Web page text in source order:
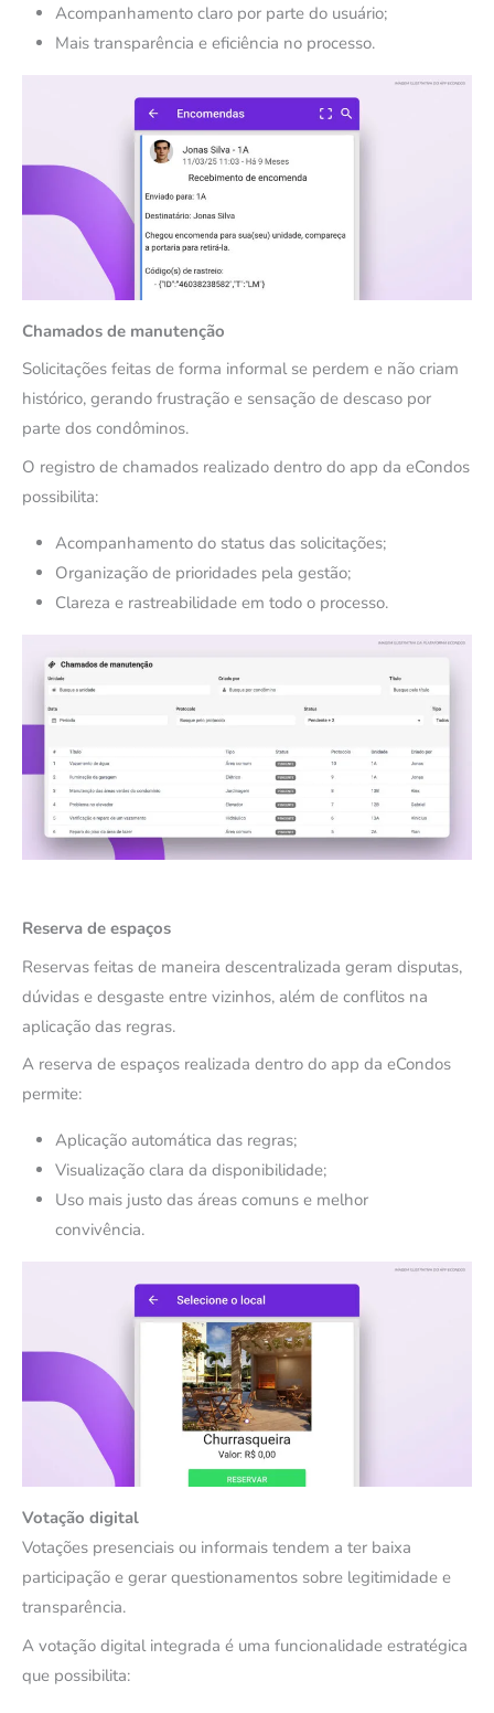
Acompanhamento claro por parte do usuário;
Mais transparência e eficiência no processo.
Chamados de manutenção
Solicitações feitas de forma informal se perdem e não criam
histórico, gerando frustração e sensação de descaso por
parte dos condôminos.
O registro de chamados realizado dentro do app da eCondos
possibilita:
Acompanhamento do status das solicitações;
Organização de prioridades pela gestão;
Clareza e rastreabilidade em todo o processo.
Reserva de espaços
Reservas feitas de maneira descentralizada geram disputas,
dúvidas e desgaste entre vizinhos, além de conflitos na
aplicação das regras.
A reserva de espaços realizada dentro do app da eCondos
permite:
Aplicação automática das regras;
Visualização clara da disponibilidade;
Uso mais justo das áreas comuns e melhor
convivência.
Votação digital
Votações presenciais ou informais tendem a ter baixa
participação e gerar questionamentos sobre legitimidade e
transparência.
A votação digital integrada é uma funcionalidade estratégica
que possibilita: